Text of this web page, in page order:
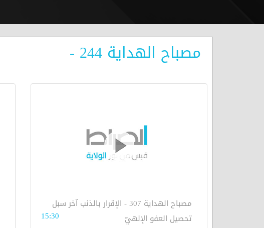
مصباح الهداية 244 -
مصباح الهداية 307 - الإقرار بالذنب آخر سبل
تحصيل العفو الإلهيّ
15:30